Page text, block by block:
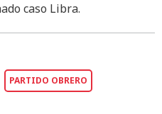
caso Libra.
PARTIDO OBRERO